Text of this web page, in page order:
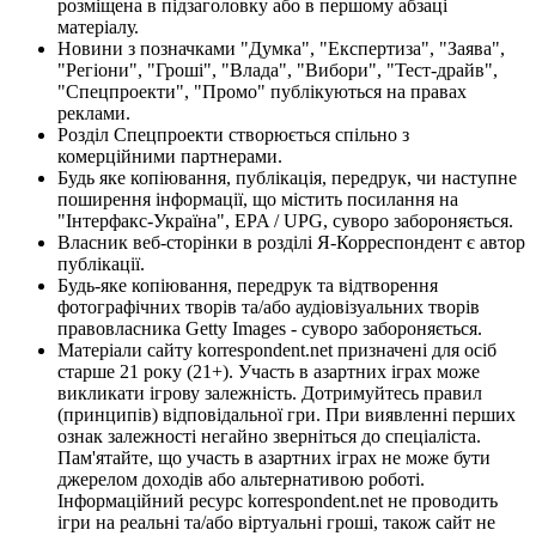
розміщена в підзаголовку або в першому абзаці
матеріалу.
Новини з позначками "Думка", "Експертиза", "Заява",
"Регіони", "Гроші", "Влада", "Вибори", "Тест-драйв",
"Спецпроекти", "Промо" публікуються на правах
реклами.
Розділ Спецпроекти створюється спільно з
комерційними партнерами.
Будь яке копіювання, публікація, передрук, чи наступне
поширення інформації, що містить посилання на
"Інтерфакс-Україна", EPA / UPG, суворо забороняється.
Власник веб-сторінки в розділі Я-Корреспондент є автор
публікації.
Будь-яке копіювання, передрук та відтворення
фотографічних творів та/або аудіовізуальних творів
правовласника Getty Images - суворо забороняється.
Матеріали сайту korrespondent.net призначені для осіб
старше 21 року (21+). Участь в азартних іграх може
викликати ігрову залежність. Дотримуйтесь правил
(принципів) відповідальної гри. При виявленні перших
ознак залежності негайно зверніться до спеціаліста.
Пам'ятайте, що участь в азартних іграх не може бути
джерелом доходів або альтернативою роботі.
Інформаційний ресурс korrespondent.net не проводить
ігри на реальні та/або віртуальні гроші, також сайт не